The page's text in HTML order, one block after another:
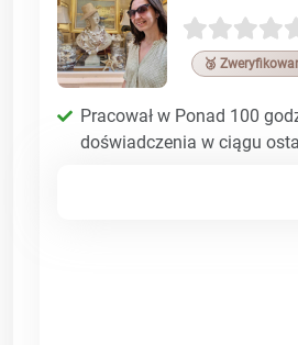
🥉
Pracował w Ponad 100
doświadczenia w ciągu